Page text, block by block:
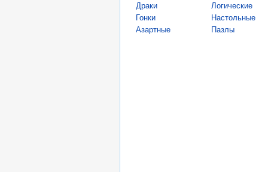
Драки
Гонки
Азартные
Логические
Настольные
Пазлы